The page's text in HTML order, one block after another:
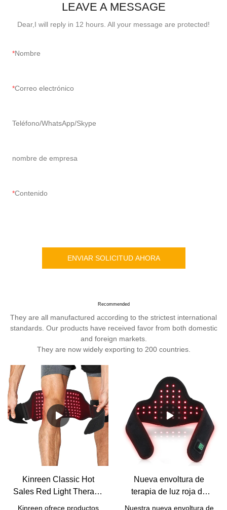
LEAVE A MESSAGE
Dear,I will reply in 12 hours. All your message are protected!
Nombre
Correo electrónico
Teléfono/WhatsApp/Skype
nombre de empresa
Contenido
ENVIAR SOLICITUD AHORA
Recommended
They are all manufactured according to the strictest international
standards. Our products have received favor from both domestic
and foreign markets.
They are now widely exporting to 200 countries.
Kinreen Classic Hot
Sales Red Light Therapy
Wrap con correa para el
Kinreen ofrece productos
Nueva envoltura de
terapia de luz roja de
China para aliviar el
Nuestra nueva envoltura de